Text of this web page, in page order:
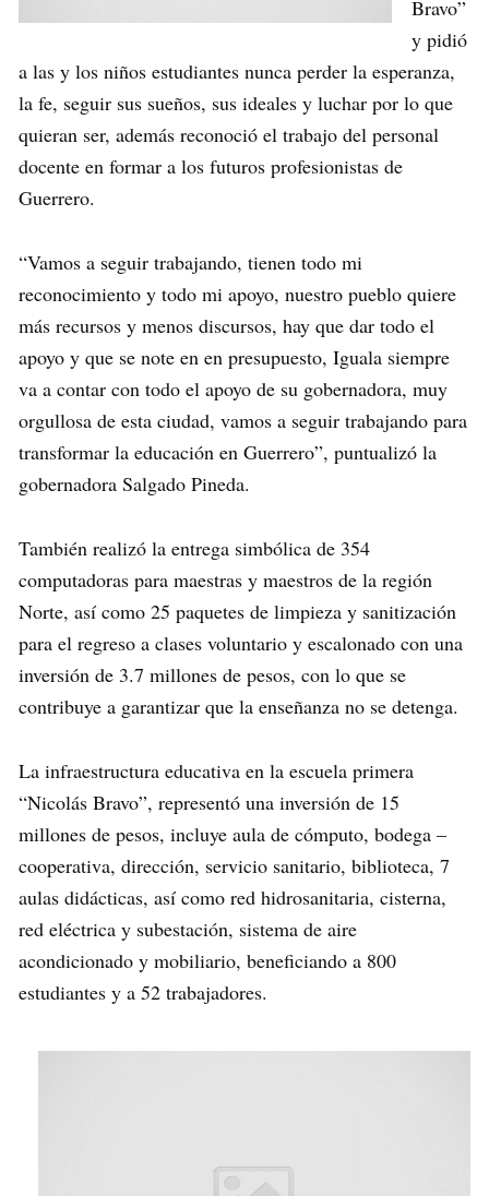
Bravo”
y pidió
a las y los niños estudiantes nunca perder la esperanza,
la fe, seguir sus sueños, sus ideales y luchar por lo que
quieran ser, además reconoció el trabajo del personal
docente en formar a los futuros profesionistas de
Guerrero.
“Vamos a seguir trabajando, tienen todo mi
reconocimiento y todo mi apoyo, nuestro pueblo quiere
más recursos y menos discursos, hay que dar todo el
apoyo y que se note en en presupuesto, Iguala siempre
va a contar con todo el apoyo de su gobernadora, muy
orgullosa de esta ciudad, vamos a seguir trabajando para
transformar la educación en Guerrero”, puntualizó la
gobernadora Salgado Pineda.
También realizó la entrega simbólica de 354
computadoras para maestras y maestros de la región
Norte, así como 25 paquetes de limpieza y sanitización
para el regreso a clases voluntario y escalonado con una
inversión de 3.7 millones de pesos, con lo que se
contribuye a garantizar que la enseñanza no se detenga.
La infraestructura educativa en la escuela primera
“Nicolás Bravo”, representó una inversión de 15
millones de pesos, incluye aula de cómputo, bodega –
cooperativa, dirección, servicio sanitario, biblioteca, 7
aulas didácticas, así como red hidrosanitaria, cisterna,
red eléctrica y subestación, sistema de aire
acondicionado y mobiliario, beneficiando a 800
estudiantes y a 52 trabajadores.